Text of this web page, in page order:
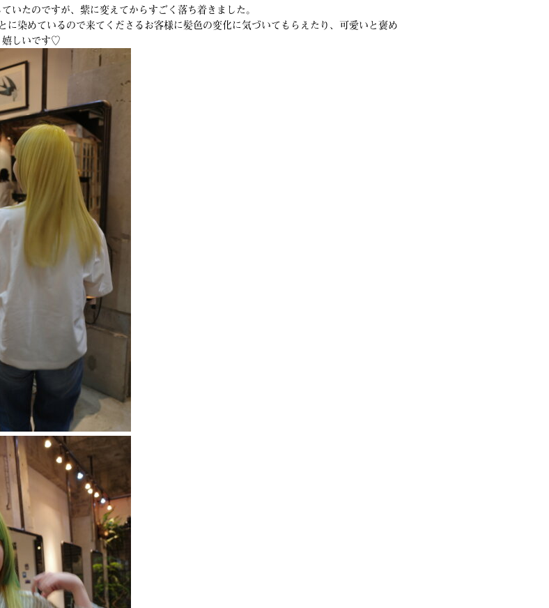
いたのですが、紫に変えてからすごく落ち着きました。
に染めているので来てくださるお客様に髪色の変化に気づいてもらえたり、可愛いと褒め
嬉しいです♡